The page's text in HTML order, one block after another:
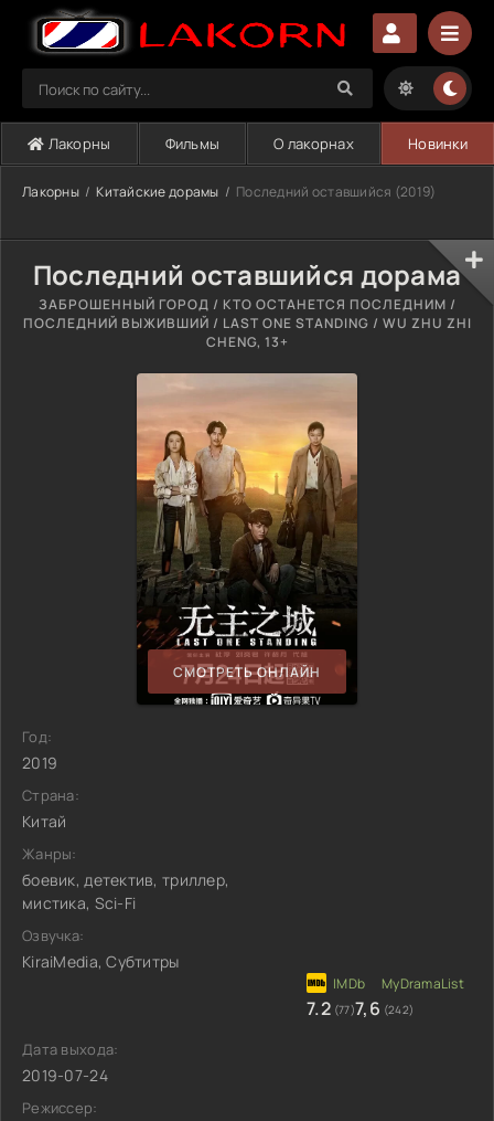
Лакорны Фильмы О лакорнах Новинки
Лакорны Китайские дорамы Последний оставшийся (2019)
Последний оставшийся дорама
ЗАБРОШЕННЫЙ ГОРОД / КТО ОСТАНЕТСЯ ПОСЛЕДНИМ /
ПОСЛЕДНИЙ ВЫЖИВШИЙ / LAST ONE STANDING / WU ZHU ZHI
CHENG, 13+
СМОТРЕТЬ ОНЛАЙН
Год:
2019
Страна:
Китай
Жанры:
боевик, детектив, триллер,
мистика, Sci-Fi
Озвучка:
KiraiMedia, Субтитры
7.2 (77)7,6 (242)
Дата выхода:
2019-07-24
Режиссер: